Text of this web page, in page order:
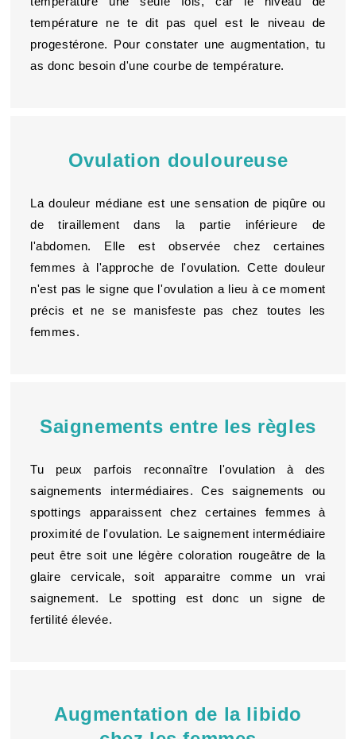
température ne te dit pas quel est le niveau de
progestérone. Pour constater une augmentation, tu
as donc besoin d'une courbe de température.
Ovulation douloureuse
La douleur médiane est une sensation de piqûre ou
de tiraillement dans la partie inférieure de
l'abdomen. Elle est observée chez certaines
femmes à l'approche de l'ovulation. Cette douleur
n'est pas le signe que l'ovulation a lieu à ce moment
précis et ne se manisfeste pas chez toutes les
femmes.
Saignements entre les règles
Tu peux parfois reconnaître l'ovulation à des
saignements intermédiaires. Ces saignements ou
spottings apparaissent chez certaines femmes à
proximité de l'ovulation. Le saignement intermédiaire
peut être soit une légère coloration rougeâtre de la
glaire cervicale, soit apparaitre comme un vrai
saignement. Le spotting est donc un signe de
fertilité élevée.
Augmentation de la libido